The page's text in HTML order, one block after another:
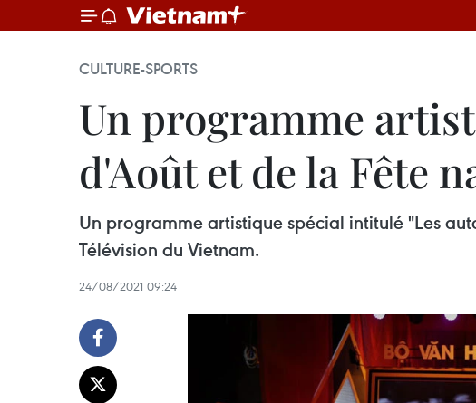
CULTURE-SPORTS
Un programme
d'Août et de la Fête
Un programme artistique spécial intitulé "Les
Télévision du Vietnam.
24/08/2021 09:24